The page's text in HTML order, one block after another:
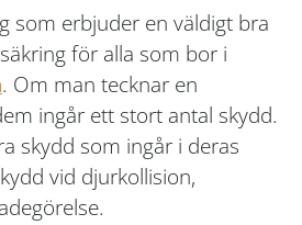
som erbjuder en väldigt bra
för alla som bor i
. Om man tecknar en
ingår ett stort antal skydd.
skydd som ingår i deras
vid djurkollision,